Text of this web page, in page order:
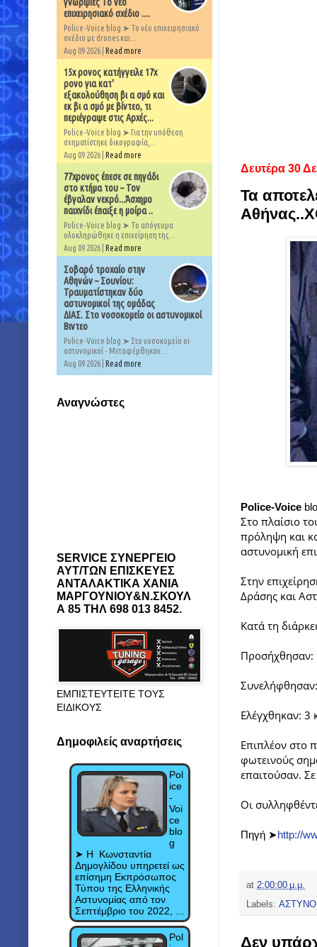
Δευτέρα 30
Τα
Police-Voice
Στο πλαίσιο
πρόληψη και
αστυνομική
Στην
Δράσης και
Κατά τη
Ελέγχθηκαν: 3
Επιπλέον στο
φωτεινούς
επαιτούσαν.
Οι
Πηγή ➤http://
at 2:00:00 μ.μ.
Labels:
Δεν
επιχειρησιακό σχέδιο ....
Police-Voice blog ➤ Το νέο επιχειρησιακό
σχέδιο με drones και...
Aug 09 2026 | Read more
15χ ρονος κατήγγειλε 17χ
ρονο για κατ'
εξακολούθηση βι α σμό και
εκ βι α σμό με βίντεο, τι
περιέγραψε στις Αρχές...
Police-Voice blog ➤ Για την υπόθεση
σχηματίστηκε δικογραφία,...
Aug 09 2026 | Read more
77χρονος έπεσε σε πηγάδι
στο κτήμα του – Τον
έβγαλαν νεκρό...Άσχημο
παιχνίδι έπαιξε η μοίρα ..
Police-Voice blog ➤ Το απόγευμα
ολοκληρώθηκε η επιχείρηση της...
Aug 09 2026 | Read more
Σοβαρό τροχαίο στην
Αθηνών – Σουνίου:
Τραυματίστηκαν δύο
αστυνομικοί της ομάδας
ΔΙΑΣ. Στο νοσοκομείο οι αστυνομικοί
Βιντεο
Police-Voice blog ➤ Στο νοσοκομείο οι
αστυνομικοί - Μεταφέρθηκαν...
Aug 09 2026 | Read more
Αναγνώστες
SERVICE ΣΥΝΕΡΓΕΙΟ
ΑΥΤ/ΤΩΝ ΕΠΙΣΚΕΥΕΣ
ΑΝΤΑΛΑΚΤΙΚΑ ΧΑΝΙΑ
ΜΑΡΓΟΥΝΙΟΥ&Ν.ΣΚΟΥΛ
Α 85 ΤΗΛ 698 013 8452.
ΕΜΠΙΣΤΕΥΤΕΙΤΕ ΤΟΥΣ
ΕΙΔΙΚΟΥΣ
Δημοφιλείς αναρτήσεις
Pol
ice
-
Voi
ce
blo
g
➤ Η Κωνσταντία
Δημογλίδου υπηρετεί ως
επίσημη Εκπρόσωπος
Τύπου της Ελληνικής
Αστυνομίας από τον
Σεπτέμβριο του 2022, ...
Pol